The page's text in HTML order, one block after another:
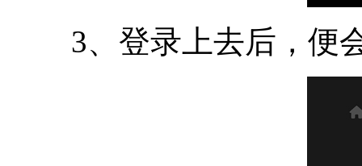
3、登录上去后，便